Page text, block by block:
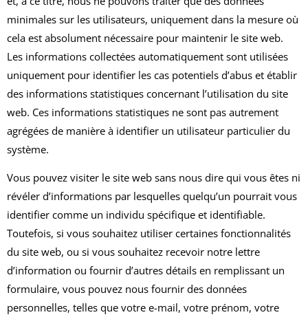
minimales sur les utilisateurs, uniquement dans la mesure où
cela est absolument nécessaire pour maintenir le site web.
Les informations collectées automatiquement sont utilisées
uniquement pour identifier les cas potentiels d’abus et établir
des informations statistiques concernant l’utilisation du site
web. Ces informations statistiques ne sont pas autrement
agrégées de manière à identifier un utilisateur particulier du
système.
Vous pouvez visiter le site web sans nous dire qui vous êtes ni
révéler d’informations par lesquelles quelqu’un pourrait vous
identifier comme un individu spécifique et identifiable.
Toutefois, si vous souhaitez utiliser certaines fonctionnalités
du site web, ou si vous souhaitez recevoir notre lettre
d’information ou fournir d’autres détails en remplissant un
formulaire, vous pouvez nous fournir des données
personnelles, telles que votre e-mail, votre prénom, votre